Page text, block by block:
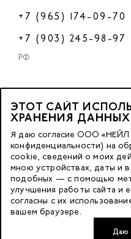
+7 (965) 174-09-70
+7 (903) 245-98-97
РФ
2023 © OOO «Нейл
Все права защищены.
Москва, м. Калужская,
ул. Бутлерова д. 17
«БЦ Нео Гео»^
этаж. 3, офис 3079
ЭТОТ САЙТ
ХРАНЕНИЯ ДАННЫХ
Я даю согласие ООО
конфиденциальности) на
cookie, сведений о моих
мною устройствах, даты и
подобных — с помощью
улучшения работы сайта и
согласны с их
вашем браузере.
Даю